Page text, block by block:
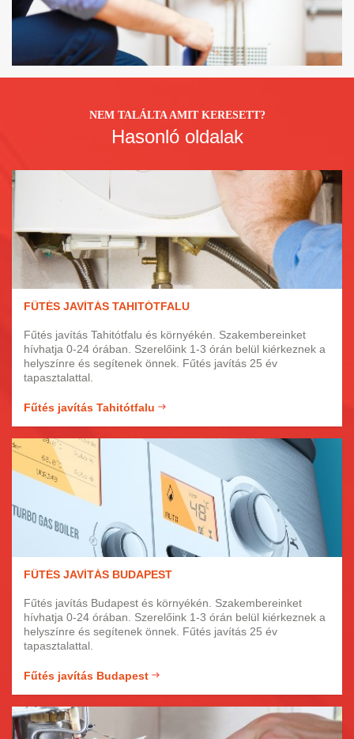
NEM TALÁLTA AMIT KERESETT?
Hasonló oldalak
FŰTÉS JAVÍTÁS TAHITÓTFALU
Fűtés javítás Tahitótfalu és környékén. Szakembereinket
hívhatja 0-24 órában. Szerelőink 1-3 órán belül kiérkeznek a
helyszínre és segítenek önnek. Fűtés javítás 25 év
tapasztalattal.
Fűtés javítás Tahitótfalu
FŰTÉS JAVÍTÁS BUDAPEST
Fűtés javítás Budapest és környékén. Szakembereinket
hívhatja 0-24 órában. Szerelőink 1-3 órán belül kiérkeznek a
helyszínre és segítenek önnek. Fűtés javítás 25 év
tapasztalattal.
Fűtés javítás Budapest